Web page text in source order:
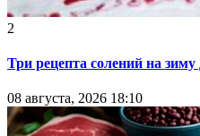
2
Три рецепта солений на зиму
08 августа, 2026 18:10